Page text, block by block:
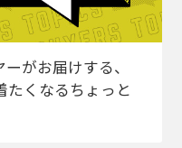
がお届けする、
たくなるちょっと